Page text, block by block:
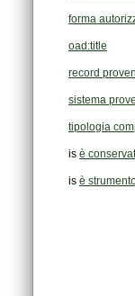
forma
oad:title
record
sistema
tipologia
is è
is è